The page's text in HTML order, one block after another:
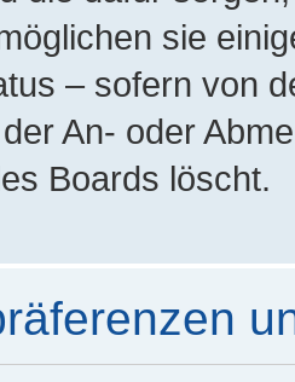
sie
– sofern von
An- oder
Boards löscht.